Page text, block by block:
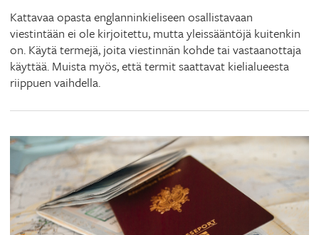
Kattavaa opasta englanninkieliseen osallistavaan
viestintään ei ole kirjoitettu, mutta yleissääntöjä kuitenkin
on. Käytä termejä, joita viestinnän kohde tai vastaanottaja
käyttää. Muista myös, että termit saattavat kielialueesta
riippuen vaihdella.